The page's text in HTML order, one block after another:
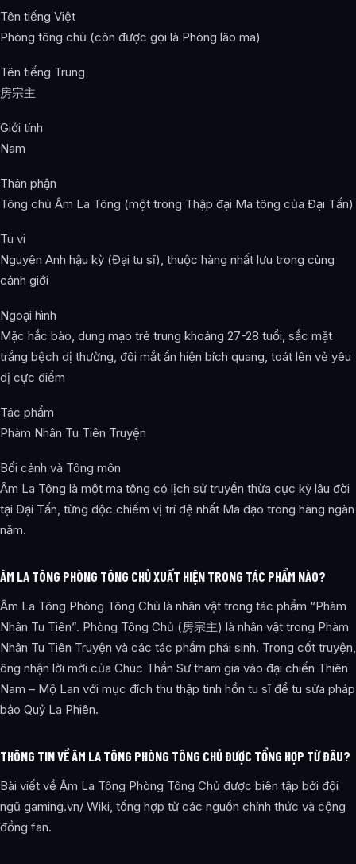
Tên tiếng Việt
Phòng tông chủ (còn được gọi là Phòng lão ma)
Tên tiếng Trung
房宗主
Giới tính
Nam
Thân phận
Tông chủ Âm La Tông (một trong Thập đại Ma tông của Đại Tấn)
Tu vi
Nguyên Anh hậu kỳ (Đại tu sĩ), thuộc hàng nhất lưu trong cùng
cảnh giới
Ngoại hình
Mặc hắc bào, dung mạo trẻ trung khoảng 27-28 tuổi, sắc mặt
trắng bệch dị thường, đôi mắt ẩn hiện bích quang, toát lên vẻ yêu
dị cực điểm
Tác phẩm
Phàm Nhân Tu Tiên Truyện
Bối cảnh và Tông môn
Âm La Tông là một ma tông có lịch sử truyền thừa cực kỳ lâu đời
tại Đại Tấn, từng độc chiếm vị trí đệ nhất Ma đạo trong hàng ngàn
năm.
ÂM LA TÔNG PHÒNG TÔNG CHỦ XUẤT HIỆN TRONG TÁC PHẨM NÀO?
Âm La Tông Phòng Tông Chủ là nhân vật trong tác phẩm “Phàm
Nhân Tu Tiên”. Phòng Tông Chủ (房宗主) là nhân vật trong Phàm
Nhân Tu Tiên Truyện và các tác phẩm phái sinh. Trong cốt truyện,
ông nhận lời mời của Chúc Thần Sư tham gia vào đại chiến Thiên
Nam – Mộ Lan với mục đích thu thập tinh hồn tu sĩ để tu sửa pháp
bảo Quỷ La Phiên.
THÔNG TIN VỀ ÂM LA TÔNG PHÒNG TÔNG CHỦ ĐƯỢC TỔNG HỢP TỪ ĐÂU?
Bài viết về Âm La Tông Phòng Tông Chủ được biên tập bởi đội
ngũ gaming.vn/ Wiki, tổng hợp từ các nguồn chính thức và cộng
đồng fan.